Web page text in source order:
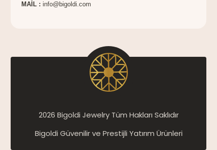
MAİL :info@bigoldi.com
2026 Bigoldi Jewelry Tüm Hakları Saklıdır
Bigoldi Güvenilir ve Prestijli Yatırım Ürünleri